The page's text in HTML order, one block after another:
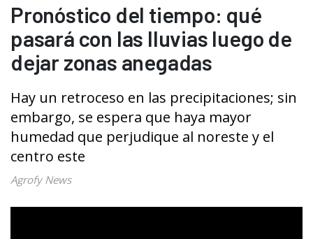
Pronóstico del tiempo: qué
pasará con las lluvias luego de
dejar zonas anegadas
Hay un retroceso en las precipitaciones; sin
embargo, se espera que haya mayor
humedad que perjudique al noreste y el
centro este
Agrofy News